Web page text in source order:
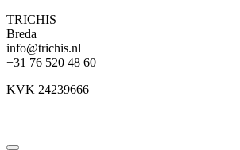
TRICHIS
Breda
info@trichis.nl
+31 76 520 48 60
KVK 24239666